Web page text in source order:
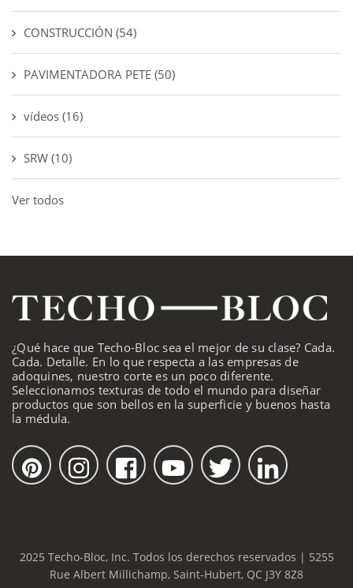
CONSTRUCCIÓN (54)
PAVIMENTADORA PETE (50)
vídeos (16)
SRW (10)
Ver todos
¿Qué hace que Techo-Bloc sea el mejor de su clase? Cada.
Cada. Detalle. En lo que respecta a las empresas de
adoquines, nuestro corte es un poco diferente.
Seleccionamos texturas de todo el mundo para diseñar
productos que son bellos en la superficie y buenos hasta
la médula.
2025 Techo-Bloc, Inc. Todos los derechos reservados | 5255
Rue Albert Millichamp, Saint-Hubert, QC J3Y 8Z8